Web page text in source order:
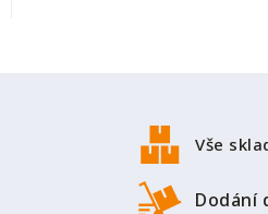
Vše
Dodání